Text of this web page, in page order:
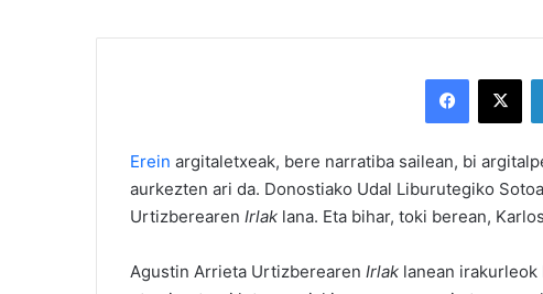
Erein argitaletxeak, bere narratiba sailean, bi
aurkezten ari da. Donostiako Udal Liburutegiko
Urtizberearen Irlak lana. Eta bihar, toki berean,
Agustin Arrieta Urtizberearen Irlak lanean